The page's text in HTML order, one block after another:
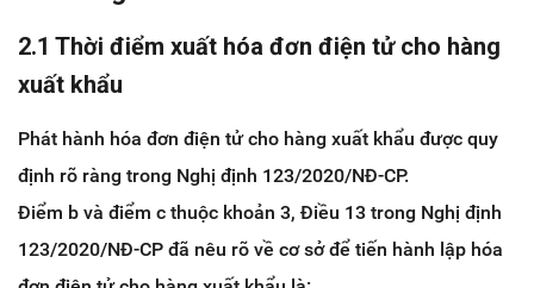
2.1 Thời điểm xuất hóa đơn điện tử cho hàng
xuất khẩu
Phát hành hóa đơn điện tử cho hàng xuất khẩu được quy
định rõ ràng trong Nghị định 123/2020/NĐ-CP.
Điểm b và điểm c thuộc khoản 3, Điều 13 trong Nghị định
123/2020/NĐ-CP đã nêu rõ về cơ sở để tiến hành lập hóa